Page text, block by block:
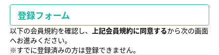
登録フォーム
以下の会員規約を確認し、 上記会員規約に同意するから次の画面
へお進みください。
※すでに登録済みの方は登録できません。